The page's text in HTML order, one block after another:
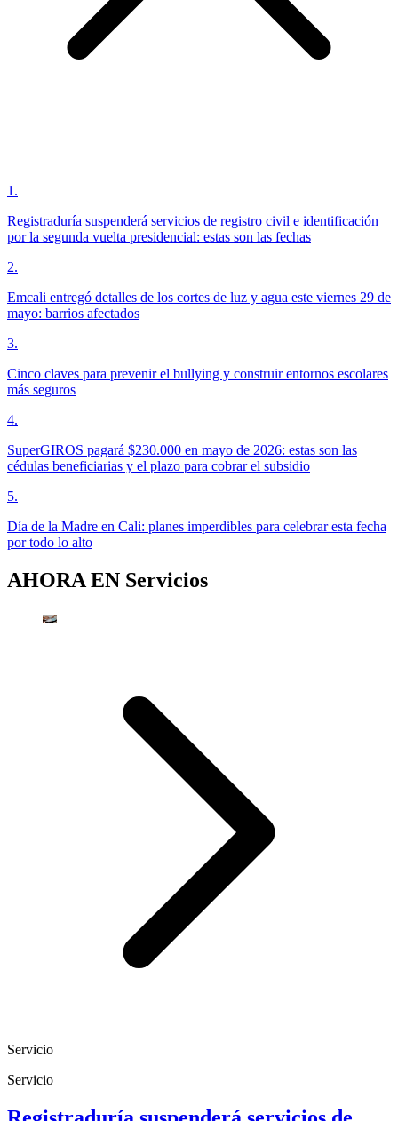
1 .
Registraduría suspenderá servicios de registro civil e identificación
por la segunda vuelta presidencial: estas son las fechas
2.
Emcali entregó detalles de los cortes de luz y agua este viernes 29 de
mayo: barrios afectados
3.
Cinco claves para prevenir el bullying y construir entornos escolares
más seguros
4.
SuperGIROS pagará $230.000 en mayo de 2026: estas son las
cédulas beneficiarias y el plazo para cobrar el subsidio
5.
Día de la Madre en Cali: planes imperdibles para celebrar esta fecha
por todo lo alto
AHORA EN Servicios
Servicio
Servicio